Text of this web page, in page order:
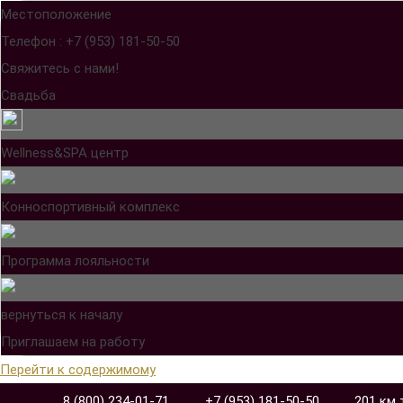
Местоположение
Телефон : +7 (953) 181-50-50
Свяжитесь с нами!
Свадьба
Wellness&SPA центр
Конноспортивный комплекс
Программа лояльности
вернуться к началу
Приглашаем на работу
Перейти к содержимому